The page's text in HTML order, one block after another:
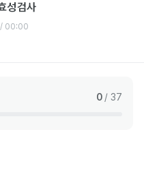
성검사
/ 00:00
0 / 37